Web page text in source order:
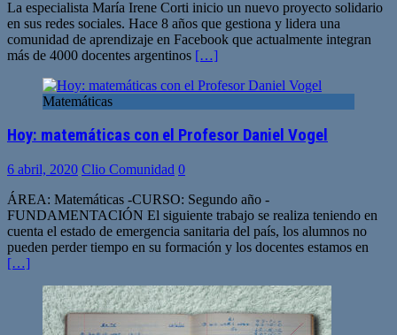
La especialista María Irene Corti inicio un nuevo proyecto solidario
en sus redes sociales. Hace 8 años que gestiona y lidera una
comunidad de aprendizaje en Facebook que actualmente integran
más de 4000 docentes argentinos […]
Matemáticas
Hoy: matemáticas con el Profesor Daniel Vogel
6 abril, 2020 Clio Comunidad 0
ÁREA: Matemáticas -CURSO: Segundo año -
FUNDAMENTACIÓN El siguiente trabajo se realiza teniendo en
cuenta el estado de emergencia sanitaria del país, los alumnos no
pueden perder tiempo en su formación y los docentes estamos en
[…]